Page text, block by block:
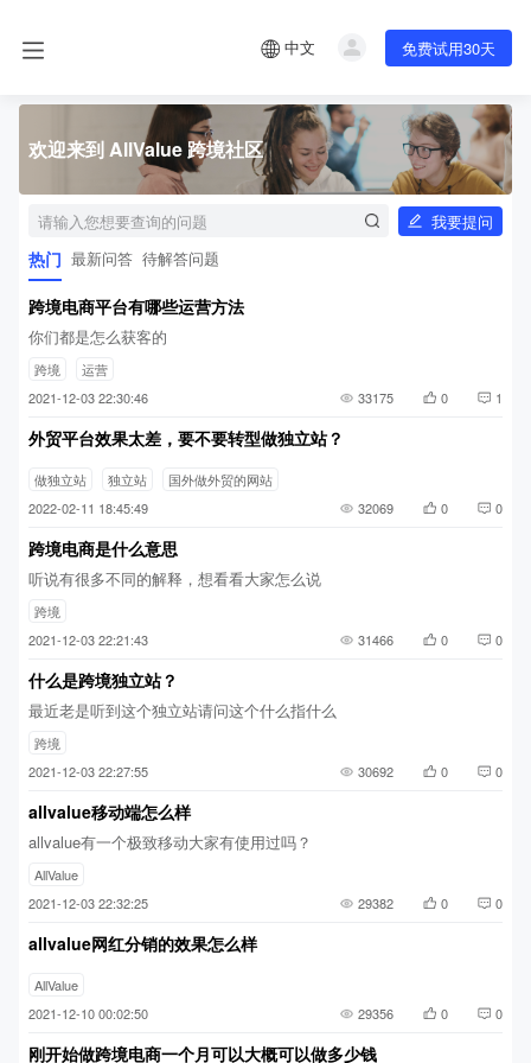
中文 免费试用30天
欢迎来到 AllValue 跨境社区
我要提问
热门 最新问答 待解答问题
跨境电商平台有哪些运营方法
你们都是怎么获客的
跨境
运营
2021-12-03 22:30:46
33175 0 1
外贸平台效果太差，要不要转型做独立站？
做独立站 独立站
国外做外贸的网站
2022-02-11 18:45:49
32069 0 0
跨境电商是什么意思
听说有很多不同的解释，想看看大家怎么说
跨境
2021-12-03 22:21:43
31466 0 0
什么是跨境独立站？
最近老是听到这个独立站请问这个什么指什么
跨境
2021-12-03 22:27:55
30692 0 0
allvalue移动端怎么样
allvalue有一个极致移动大家有使用过吗？
AllValue
2021-12-03 22:32:25
29382 0 0
allvalue网红分销的效果怎么样
AllValue
2021-12-10 00:02:50
29356 0 0
刚开始做跨境电商一个月可以大概可以做多少钱